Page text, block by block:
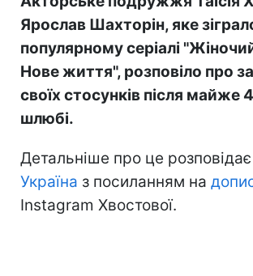
Ярослав Шахторін, яке
популярному серіалі
Нове життя", розповіло про
своїх стосунків після майже
шлюбі.
Детальніше про це розповідає
Україна з посиланням на
Instagram Хвостової.